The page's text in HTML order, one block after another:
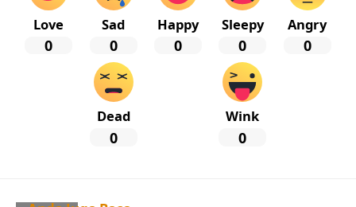
Love
0
Sad
0
Happy
0
Sleepy
0
Angry
0
Dead
0
Wink
0